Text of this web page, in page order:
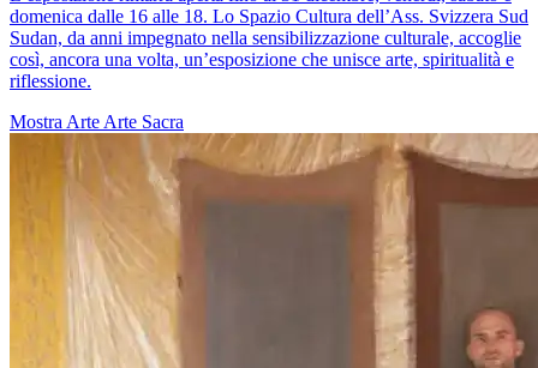
domenica dalle 16 alle 18. Lo Spazio Cultura dell’Ass. Svizzera Sud
Sudan, da anni impegnato nella sensibilizzazione culturale, accoglie
così, ancora una volta, un’esposizione che unisce arte, spiritualità e
riflessione.
Mostra Arte Arte Sacra